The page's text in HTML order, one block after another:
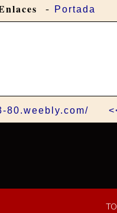
- Portada
80.weebly.com/